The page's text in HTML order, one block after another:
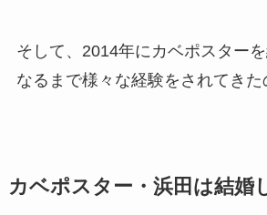
そして、2014年にカベポスター
なるまで様々な経験をされてきた
カベポスター・浜田は結婚